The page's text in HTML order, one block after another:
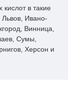
в такие
Ивано-
Винница,
Сумы,
Херсон и